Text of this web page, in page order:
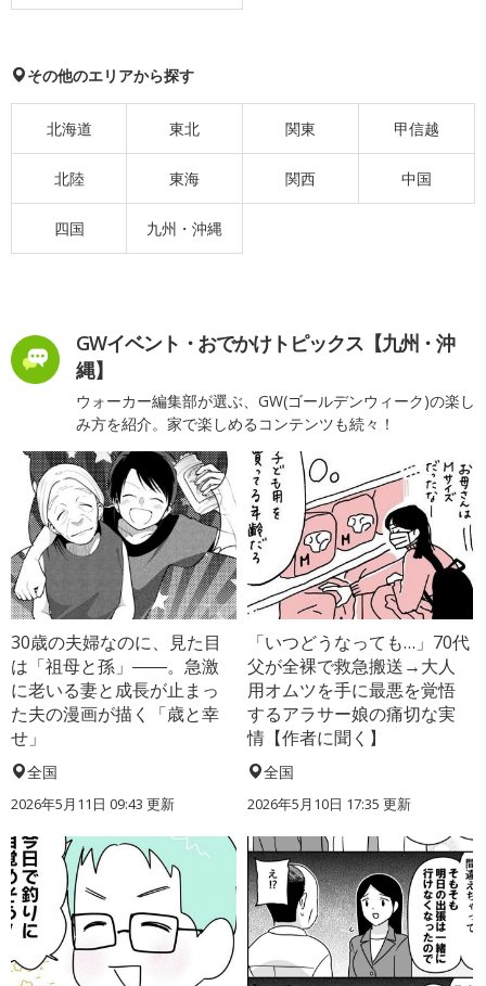
その他のエリアから探す
北海道 東北 関東 甲信越
北陸 東海 関西 中国
四国 九州・沖縄
GWイベント・おでかけトピックス【九州・沖
縄】
ウォーカー編集部が選ぶ、GW(ゴールデンウィーク)の楽し
み方を紹介。家で楽しめるコンテンツも続々！
30歳の夫婦なのに、見た目
は「祖母と孫」――。急激
に老いる妻と成長が止まっ
た夫の漫画が描く「歳と幸
せ」
全国
2026年5月11日 09:43 更新
「いつどうなっても…」70代
父が全裸で救急搬送→大人
用オムツを手に最悪を覚悟
するアラサー娘の痛切な実
情【作者に聞く】
全国
2026年5月10日 17:35 更新